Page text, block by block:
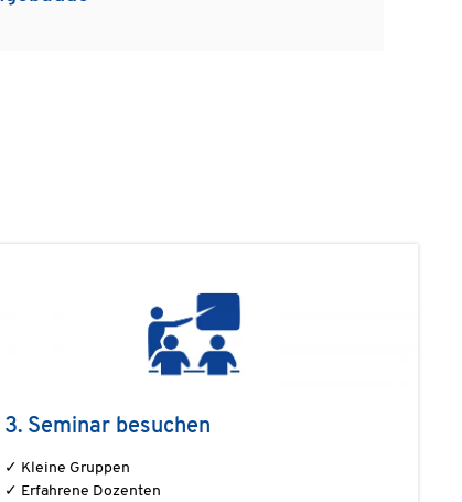
3. Seminar besuchen
✓ Kleine Gruppen
✓ Erfahrene Dozenten